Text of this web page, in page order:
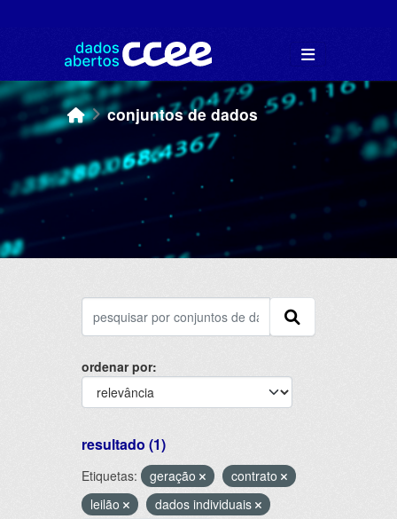
conjuntos de dados
ordenar por
resultado (1)
Etiquetas: geração
contrato
leilão
dados individuais